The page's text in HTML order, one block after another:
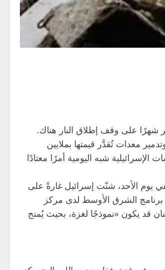
شهرًا على وقف إطلاق النار هناك.
معدات تُقدَّر قيمتها بملايين
شبه اليومية أمرًا معتادًا
يوم الأحد، شنّت إسرائيل غارةً على
الشرق الأوسط لدى مركز
قد يكون «نموذجًا لغزة، بحيث يُمنح